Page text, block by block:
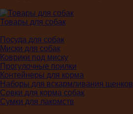
Товары для собак
Посуда для собак
Миски для собак
Коврики под миску
Прогулочные поилки
Контейнеры для корма
Наборы для вскармливания щенков
Совки для корма собак
Сумки для лакомств